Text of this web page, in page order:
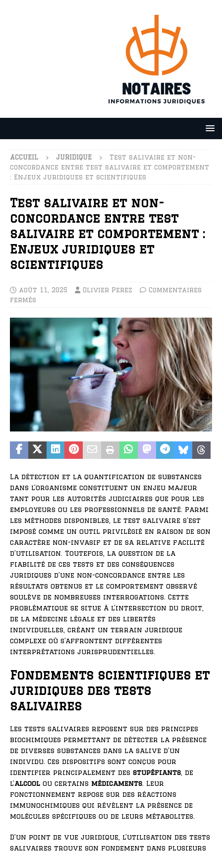
ACCUEIL JURIDIQUE
Test salivaire et non-
concordance entre test salivaire et comportement
: Enjeux juridiques et scientifiques
Test salivaire et non-
concordance entre test
salivaire et comportement :
Enjeux juridiques et
scientifiques
août 11, 2025 Olivier Perez
Commentaires
fermés
La détection et la quantification de substances
dans l’organisme constituent un enjeu majeur
tant pour les autorités judiciaires que pour les
employeurs ou les professionnels de santé. Parmi
les méthodes disponibles, le test salivaire s’est
imposé comme un outil privilégié en raison de son
caractère non-invasif et de sa relative facilité
d’utilisation. Toutefois, la question de la
fiabilité de ces tests et des conséquences
juridiques d’une non-concordance entre les
résultats obtenus et le comportement observé
soulève de nombreuses interrogations. Cette
problématique se situe à l’intersection du droit,
de la médecine légale et des libertés
individuelles, créant un terrain juridique
complexe où s’affrontent différentes
interprétations jurisprudentielles.
Fondements scientifiques et
juridiques des tests
salivaires
Les tests salivaires reposent sur des principes
biochimiques permettant de détecter la présence
de diverses substances dans la salive d’un
individu. Ces dispositifs sont conçus pour
identifier principalement des stupéfiants , de
l’alcool ou certains médicaments. Leur
fonctionnement repose sur des réactions
immunochimiques qui révèlent la présence de
molécules spécifiques ou de leurs métabolites.
D’un point de vue juridique, l’utilisation des tests
salivaires trouve son fondement dans plusieurs